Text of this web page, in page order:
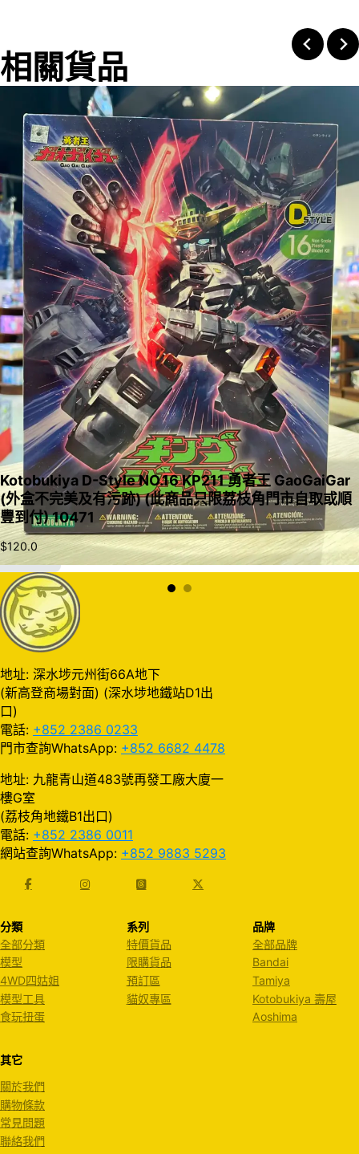
相關貨品
入購物車
Kotobukiya D-Style NO.16 KP211 勇者王 GaoGaiGar
(外盒不完美及有污跡) (此商品只限荔枝角門市自取或順
豐到付) 10471
$120.0
地址: 深水埗元州街66A地下
(新高登商場對面) (深水埗地鐵站D1出
口)
電話: +852 2386 0233
門市查詢WhatsApp: +852 6682 4478
地址: 九龍青山道483號再發工廠大廈一
樓G室
(荔枝角地鐵B1出口)
電話: +852 2386 0011
網站查詢WhatsApp: +852 9883 5293
分類
全部分類
模型
4WD四姑姐
模型工具
食玩扭蛋
系列
特價貨品
限購貨品
預訂區
貓奴專區
品牌
全部品牌
Bandai
Tamiya
Kotobukiya 壽屋
Aoshima
其它
關於我們
購物條款
常見問題
聯絡我們